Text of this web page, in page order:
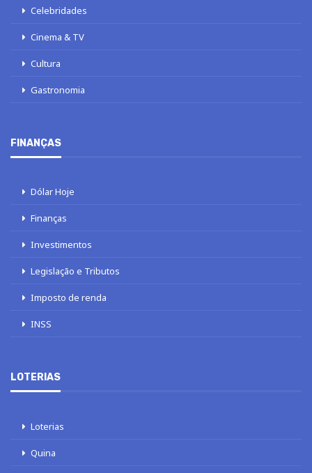
Celebridades
Cinema & TV
Cultura
Gastronomia
FINANÇAS
Dólar Hoje
Finanças
Investimentos
Legislação e Tributos
Imposto de renda
INSS
LOTERIAS
Loterias
Quina